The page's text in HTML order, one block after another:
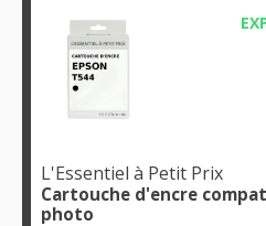
L'Essentiel à Petit Prix
Cartouche d'encre
photo